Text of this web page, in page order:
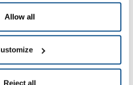
Allow all
Reject all
dizaines de milliers de
le volume des colis à traiter
doivent automatiquement
ou livrées en retard